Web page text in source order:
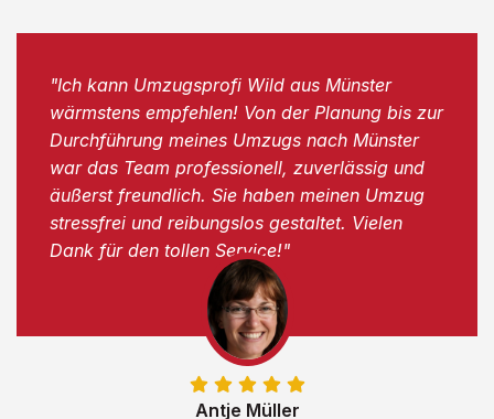
Antje Müller
"Ich kann Umzugsprofi Wild aus Münster
wärmstens empfehlen! Von der Planung bis zur
Durchführung meines Umzugs nach Münster
war das Team professionell, zuverlässig und
äußerst freundlich. Sie haben meinen Umzug
stressfrei und reibungslos gestaltet. Vielen
Dank für den tollen Service!"